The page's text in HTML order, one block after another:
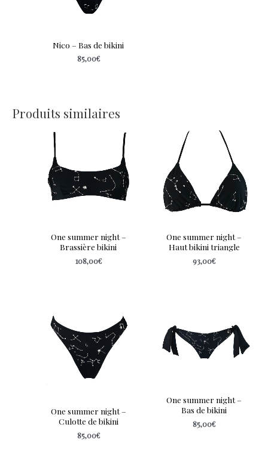
Nico – Bas de bikini
85,00€
Produits similaires
One summer night –
Brassière bikini
108,00€
One summer night –
Haut bikini triangle
93,00€
One summer night –
Culotte de bikini
85,00€
One summer night –
Bas de bikini
85,00€